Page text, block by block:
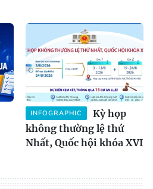
INFOGRAPHIC
Kỳ họp
không thường lệ thứ
Nhất, Quốc hội khóa XVI